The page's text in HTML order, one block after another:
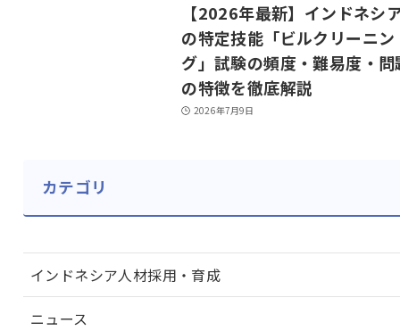
【2026年最新】インドネシ
の特定技能「ビルクリーニン
グ」試験の頻度・難易度・問
の特徴を徹底解説
2026年7月9日
カテゴリ
インドネシア人材採用・育成
ニュース